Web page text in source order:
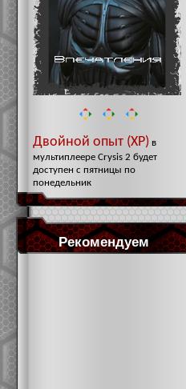
Двойной опыт (XP)в
мультиплеере Crysis 2 будет
доступен с пятницы по
понедельник
Рекомендуем